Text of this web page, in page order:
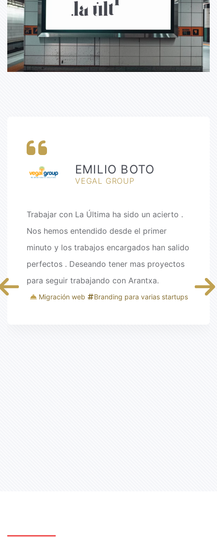
EMILIO BOTO
VEGAL GROUP
Trabajar con La Última ha sido un acierto .
Nos hemos entendido desde el primer
minuto y los trabajos encargados han salido
perfectos . Deseando tener mas proyectos
para seguir trabajando con Arantxa.
Migración web Branding para varias startups